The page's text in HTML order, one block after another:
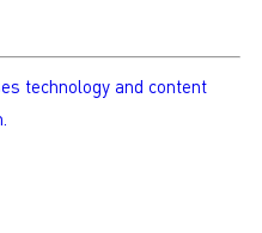
technology and content